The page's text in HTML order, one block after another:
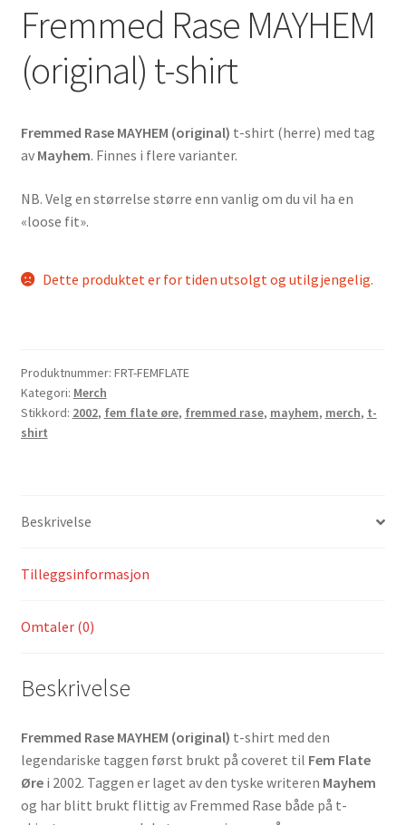
Fremmed Rase MAYHEM
(original) t-shirt
Fremmed Rase MAYHEM (original) t-shirt (herre) med tag
av Mayhem. Finnes i flere varianter.
NB. Velg en størrelse større enn vanlig om du vil ha en
«loose fit».
Dette produktet er for tiden utsolgt og utilgjengelig.
Produktnummer: FRT-FEMFLATE
Kategori: Merch
Stikkord: 2002, fem flate øre, fremmed rase, mayhem, merch, t-
shirt
Beskrivelse
Tilleggsinformasjon
Omtaler (0)
Beskrivelse
Fremmed Rase MAYHEM (original) t-shirt med den
legendariske taggen først brukt på coveret til Fem Flate
Ørei 2002. Taggen er laget av den tyske writeren Mayhem
og har blitt brukt flittig av Fremmed Rase både på t-